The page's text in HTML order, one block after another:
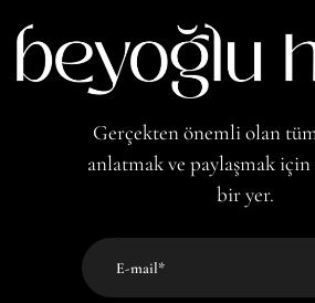
Gerçekten önemli olan
anlatmak ve paylaşmak
bir yer.